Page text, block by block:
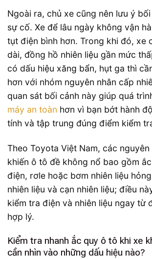
Ngoài ra, chủ xe cũng nên lưu ý
sự cố. Xe để lâu ngày không vận
tụt điện bình hơn. Trong khi đó, xe
dài, đồng hồ nhiên liệu gần mức
có dấu hiệu xăng bẩn, hụt ga thì
hơn với nhóm nguyên nhân cấp
quan sát bối cảnh này giúp quá
máy an toàn hơn vì bạn bớt hành
tính và tập trung đúng điểm kiểm
Theo Toyota Việt Nam, các nguyên
khiến ô tô đề không nổ bao gồm
điện, rơle hoặc bơm nhiên liệu
nhiên liệu và cạn nhiên liệu; điều
kiểm tra điện và nhiên liệu ngay từ
hợp lý.
Kiểm tra nhanh ắc quy ô tô khi xe
cần nhìn vào những dấu hiệu nào?